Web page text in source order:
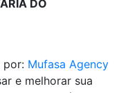
DO
por: Mufasa Agency
e melhorar sua